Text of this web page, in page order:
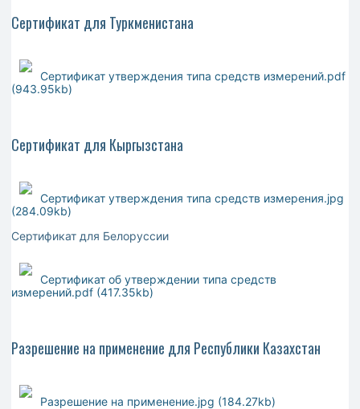
Сертификат для Туркменистана
Сертификат утверждения типа средств измерений.pdf
(943.95kb)
Сертификат для Кыргызстана
Сертификат утверждения типа средств измерения.jpg
(284.09kb)
Сертификат для Белоруссии
Сертификат об утверждении типа средств
измерений.pdf (417.35kb)
Разрешение на применение для Республики Казахстан
Разрешение на применение.jpg (184.27kb)